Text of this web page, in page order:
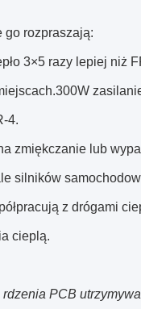
go rozpraszają:
3×5 razy lepiej niż
4.
zmiękczanie lub
silników
z drógami
cieplą.
PCB